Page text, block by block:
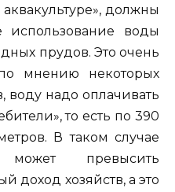
должны
использование воды
прудов. Это очень
мнению некоторых
воду надо оплачивать
то есть по 390
В таком случае
превысить
доход хозяйств, а это